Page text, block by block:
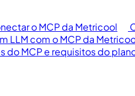
o MCP da Metricool
LLM com o MCP da
do MCP e requisitos do